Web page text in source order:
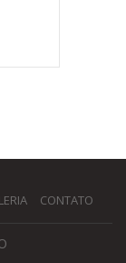
CONTATO